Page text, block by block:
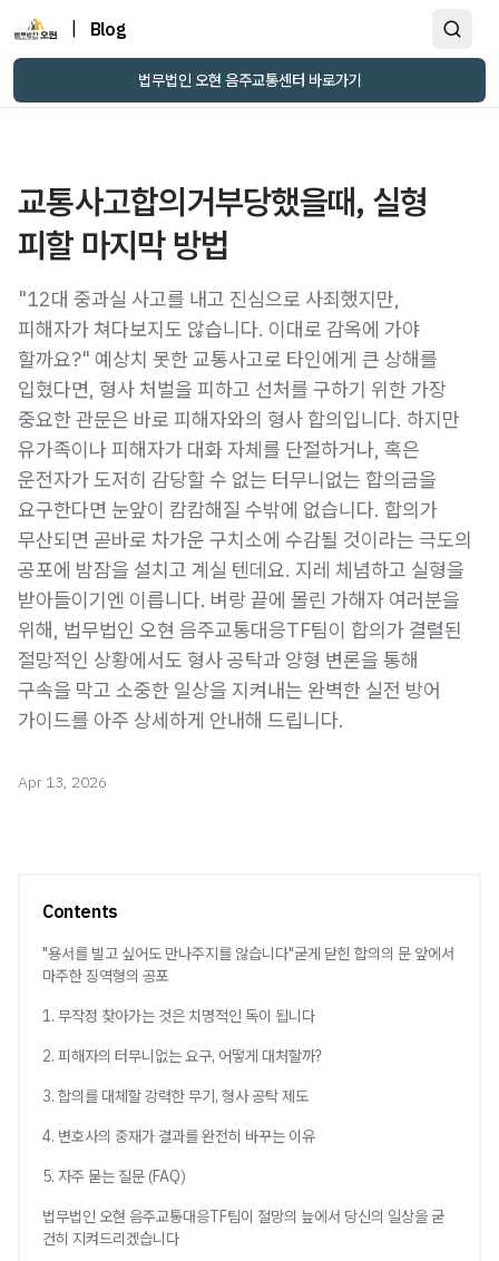
Blog
법무법인 오현 음주교통센터 바로가기
교통사고합의거부당했을때, 실형
피할 마지막 방법
"12대 중과실 사고를 내고 진심으로 사죄했지만,
피해자가 쳐다보지도 않습니다. 이대로 감옥에 가야
할까요?" 예상치 못한 교통사고로 타인에게 큰 상해를
입혔다면, 형사 처벌을 피하고 선처를 구하기 위한 가장
중요한 관문은 바로 피해자와의 형사 합의입니다. 하지만
유가족이나 피해자가 대화 자체를 단절하거나, 혹은
운전자가 도저히 감당할 수 없는 터무니없는 합의금을
요구한다면 눈앞이 캄캄해질 수밖에 없습니다. 합의가
무산되면 곧바로 차가운 구치소에 수감될 것이라는 극도의
공포에 밤잠을 설치고 계실 텐데요. 지레 체념하고 실형을
받아들이기엔 이릅니다. 벼랑 끝에 몰린 가해자 여러분을
위해, 법무법인 오현 음주교통대응TF팀이 합의가 결렬된
절망적인 상황에서도 형사 공탁과 양형 변론을 통해
구속을 막고 소중한 일상을 지켜내는 완벽한 실전 방어
가이드를 아주 상세하게 안내해 드립니다.
Apr 13, 2026
Contents
"용서를 빌고 싶어도 만나주지를 않습니다"굳게 닫힌 합의의 문 앞에서
마주한 징역형의 공포
1. 무작정 찾아가는 것은 치명적인 독이 됩니다
2. 피해자의 터무니없는 요구, 어떻게 대처할까?
3. 합의를 대체할 강력한 무기, 형사 공탁 제도
4. 변호사의 중재가 결과를 완전히 바꾸는 이유
5. 자주 묻는 질문 (FAQ)
법무법인 오현 음주교통대응TF팀이 절망의 늪에서 당신의 일상을 굳
건히 지켜드리겠습니다